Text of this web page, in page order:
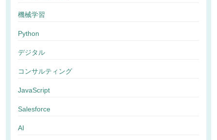
機械学習
Python
デジタル
コンサルティング
JavaScript
Salesforce
AI